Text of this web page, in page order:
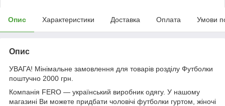
Опис Характеристики Доставка Оплата Умови
Опис
УВАГА! Мінімальне замовлення для товарів розділу Футболки
поштучно 2000 грн.
Компанія FERO — український виробник одягу. У нашому
магазині Ви можете придбати чоловічі футболки гуртом, жіночі